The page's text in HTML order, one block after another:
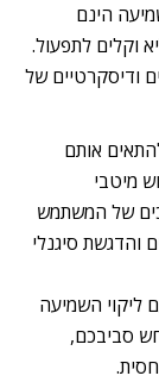
הינם
וקלים לתפעול.
ודיסקרטיים של
אותם
מיטבי
של המשתמש
והדגשת סיגנלי
ליקוי השמיעה
סביבכם,